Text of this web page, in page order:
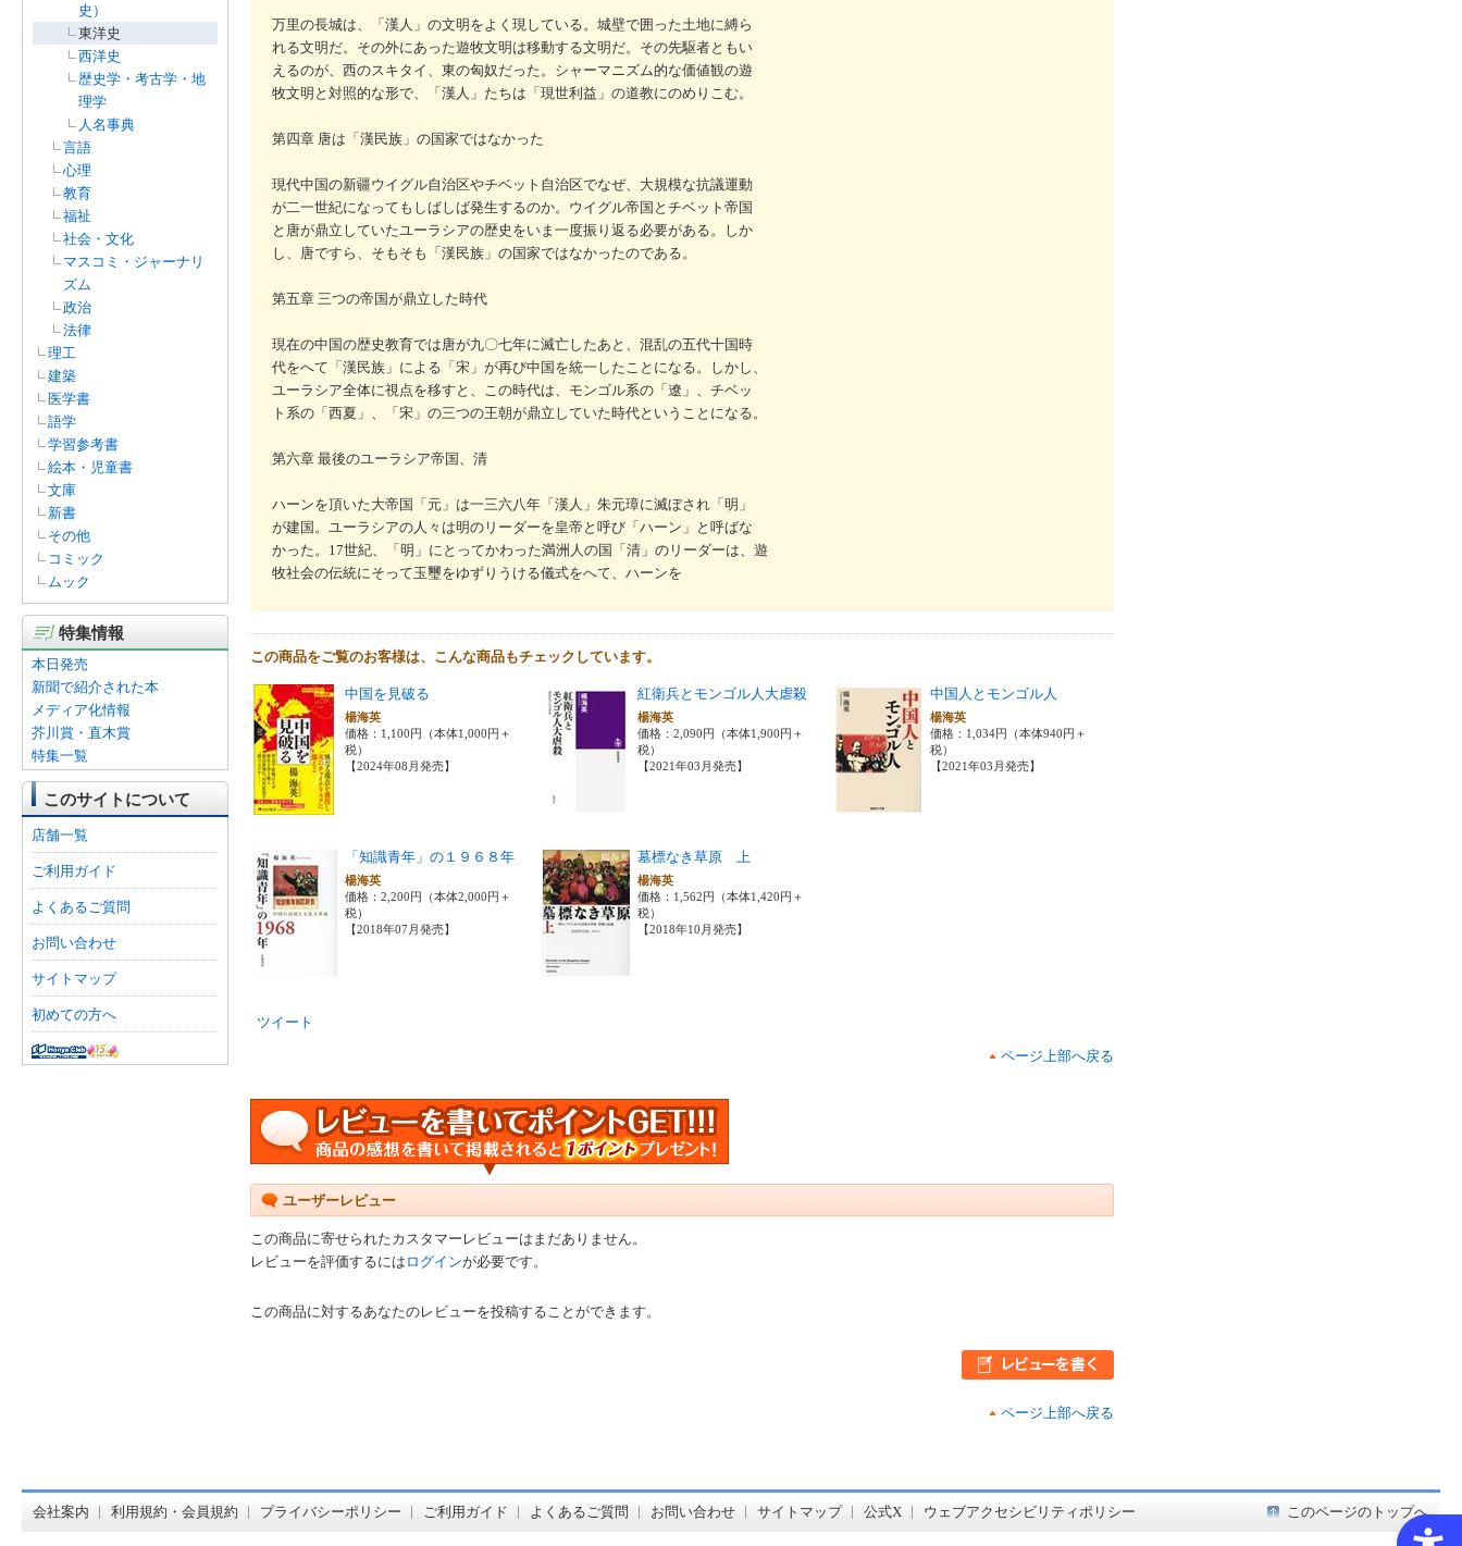
史）
東洋史
西洋史
歴史学・考古学・地
理学
人名事典
言語
心理
教育
福祉
社会・文化
マスコミ・ジャーナリ
ズム
政治
法律
理工
建築
医学書
語学
学習参考書
絵本・児童書
文庫
新書
その他
コミック
ムック
特集情報
本日発売
新聞で紹介された本
メディア化情報
芥川賞・直木賞
特集一覧
このサイトについて
店舗一覧
ご利用ガイド
よくあるご質問
お問い合わせ
サイトマップ
初めての方へ
万里の長城は、「漢人」の文明をよく現している。城壁で囲った土地に縛ら
れる文明だ。その外にあった遊牧文明は移動する文明だ。その先駆者ともい
えるのが、西のスキタイ、東の匈奴だった。シャーマニズム的な価値観の遊
牧文明と対照的な形で、「漢人」たちは「現世利益」の道教にのめりこむ。
第四章 唐は「漢民族」の国家ではなかった
現代中国の新疆ウイグル自治区やチベット自治区でなぜ、大規模な抗議運動
が二一世紀になってもしばしば発生するのか。ウイグル帝国とチベット帝国
と唐が鼎立していたユーラシアの歴史をいま一度振り返る必要がある。しか
し、唐ですら、そもそも「漢民族」の国家ではなかったのである。
第五章 三つの帝国が鼎立した時代
現在の中国の歴史教育では唐が九〇七年に滅亡したあと、混乱の五代十国時
代をへて「漢民族」による「宋」が再び中国を統一したことになる。しかし、
ユーラシア全体に視点を移すと、この時代は、モンゴル系の「遼」、チベッ
ト系の「西夏」、「宋」の三つの王朝が鼎立していた時代ということになる。
第六章 最後のユーラシア帝国、清
ハーンを頂いた大帝国「元」は一三六八年「漢人」朱元璋に滅ぼされ「明」
が建国。ユーラシアの人々は明のリーダーを皇帝と呼び「ハーン」と呼ばな
かった。17世紀、「明」にとってかわった満洲人の国「清」のリーダーは、遊
牧社会の伝統にそって玉璽をゆずりうける儀式をへて、ハーンを
この商品をご覧のお客様は、こんな商品もチェックしています。
中国を見破る
楊海英
価格：1,100円（本体1,000円＋
税）
【2024年08月発売】
紅衛兵とモンゴル人大虐殺
楊海英
価格：2,090円（本体1,900円＋
税）
【2021年03月発売】
中国人とモンゴル人
楊海英
価格：1,034円（本体940円＋
税）
【2021年03月発売】
「知識青年」の１９６８年
楊海英
価格：2,200円（本体2,000円＋
税）
【2018年07月発売】
墓標なき草原 上
楊海英
価格：1,562円（本体1,420円＋
税）
【2018年10月発売】
ツイート
ページ上部へ戻る
ユーザーレビュー
この商品に寄せられたカスタマーレビューはまだありません。
レビューを評価するには ログインが必要です。
この商品に対するあなたのレビューを投稿することができます。
ページ上部へ戻る
会社案内 利用規約・会員規約 プライバシーポリシー ご利用ガイド よくあるご質問 お問い合わせ サイトマップ 公式X ウェブアクセシビリティポリシー このページのトップへ